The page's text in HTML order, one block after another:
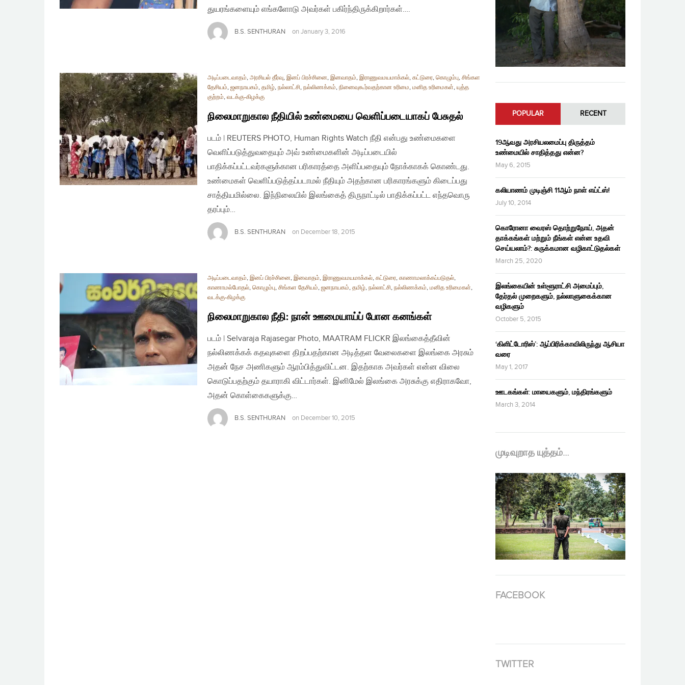
துயரங்களையும் எங்களோடு அவர்கள் பகிர்ந்திருக்கிறார்கள்….
B.S. SENTHURAN on January 3, 2016
அடிப்படைவாதம், அரசியல் தீர்வு, இனப் பிரச்சினை, இனவாதம், இராணுவமயமாக்கல், கட்டுரை, கொழும்பு, சிங்கள
தேசியம், ஜனநாயகம், தமிழ், நல்லாட்சி, நல்லிணக்கம், நினைவுகூர்வதற்கான உரிமை, மனித உரிமைகள், யுத்த
குற்றம், வடக்கு-கிழக்கு
நிலைமாறுகால நீதியில் உண்மையை வெளிப்படையாகப் பேசுதல்
படம் | REUTERS PHOTO, Human Rights Watch நீதி என்பது உண்மைகளை
வெளிப்படுத்துவதையும் அவ் உண்மைகளின் அடிப்படையில்
பாதிக்கப்பட்டவர்களுக்கான பரிகாரத்தை அளிப்பதையும் நோக்காகக் கொண்டது.
உண்மைகள் வெளிப்படுத்தப்படாமல் நீதியும் அதற்கான பரிகாரங்களும் கிடைப்பது
சாத்தியமில்லை. இந்நிலையில் இலங்கைத் திருநாட்டில் பாதிக்கப்பட்ட எந்தவொரு
தரப்பும்…
B.S. SENTHURAN on December 18, 2015
அடிப்படைவாதம், இனப் பிரச்சினை, இனவாதம், இராணுவமயமாக்கல், கட்டுரை, காணாமலாக்கப்படுதல்,
காணாமல்போதல், கொழும்பு, சிங்கள தேசியம், ஜனநாயகம், தமிழ், நல்லாட்சி, நல்லிணக்கம், மனித உரிமைகள்,
வடக்கு-கிழக்கு
நிலைமாறுகால நீதி: நான் ஊமையாய்ப் போன கனங்கள்
படம் | Selvaraja Rajasegar Photo, MAATRAM FLICKR இலங்கைத்தீவின்
நல்லிணக்கக் கதவுகளை திறப்பதற்கான அடித்தள வேலைகளை இலங்கை அரசும்
அதன் நேச அணிகளும் ஆரம்பித்துவிட்டன. இதற்காக அவர்கள் என்ன விலை
கொடுப்பதற்கும் தயாராகி விட்டார்கள். இனிமேல் இலங்கை அரசுக்கு எதிராகவோ,
அதன் கொள்கைகளுக்கு…
B.S. SENTHURAN on December 10, 2015
POPULAR RECENT
19ஆவது அரசியலமைப்பு திருத்தம்
உண்மையில் சாதித்தது என்ன?
May 6, 2015
கலியாணம் முடிஞ்சி 11ஆம் நாள் எய்ட்ஸ்!
July 10, 2014
கொரோனா வைரஸ் தொற்றுநோய், அதன்
தாக்கங்கள் மற்றும் நீங்கள் என்ன உதவி
செய்யலாம்?: சுருக்கமான வழிகாட்டுதல்கள்
March 25, 2020
இலங்கையின் உள்ளூராட்சி அமைப்பும்,
தேர்தல் முறைகளும், நல்லாளுகைக்கான
வழிகளும்
October 5, 2015
‘கிளிட்டோரிஸ்’: ஆப்பிரிக்காவிலிருந்து ஆசியா
வரை
May 1, 2017
ஊடகங்கள்: மாயைகளும், மந்திரங்களும்
March 3, 2014
முடிவுறாத யுத்தம்…
FACEBOOK
TWITTER